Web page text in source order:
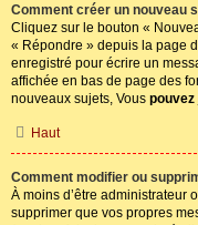
Comment créer un nouveau
Cliquez sur le bouton «
« Répondre » depuis la page
enregistré pour écrire un
affichée en bas de page des
nouveaux sujets, Vous pouvez
Haut
Comment modifier ou
À moins d’être administrateur
supprimer que vos propres